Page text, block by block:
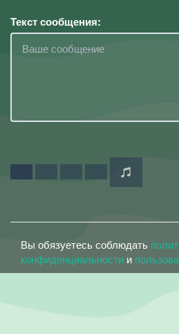
Текст сообщения:
Вы обязуетесь соблюдать
конфиденциальности и